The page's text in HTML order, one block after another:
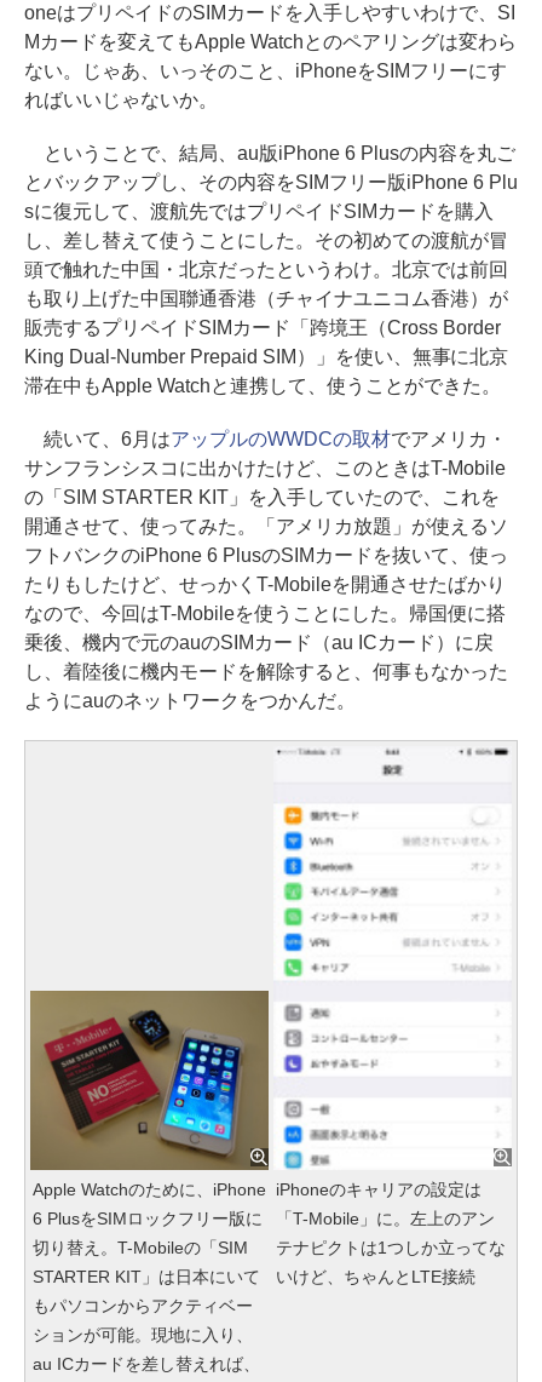
oneはプリペイドのSIMカードを入手しやすいわけで、SI
Mカードを変えてもApple Watchとのペアリングは変わら
ない。じゃあ、いっそのこと、iPhoneをSIMフリーにす
ればいいじゃないか。
ということで、結局、au版iPhone 6 Plusの内容を丸ご
とバックアップし、その内容をSIMフリー版iPhone 6 Plu
sに復元して、渡航先ではプリペイドSIMカードを購入
し、差し替えて使うことにした。その初めての渡航が冒
頭で触れた中国・北京だったというわけ。北京では前回
も取り上げた中国聯通香港（チャイナユニコム香港）が
販売するプリペイドSIMカード「跨境王（Cross Border
King Dual-Number Prepaid SIM）」を使い、無事に北京
滞在中もApple Watchと連携して、使うことができた。
続いて、6月はアップルのWWDCの取材でアメリカ・
サンフランシスコに出かけたけど、このときはT-Mobile
の「SIM STARTER KIT」を入手していたので、これを
開通させて、使ってみた。「アメリカ放題」が使えるソ
フトバンクのiPhone 6 PlusのSIMカードを抜いて、使っ
たりもしたけど、せっかくT-Mobileを開通させたばかり
なので、今回はT-Mobileを使うことにした。帰国便に搭
乗後、機内で元のauのSIMカード（au ICカード）に戻
し、着陸後に機内モードを解除すると、何事もなかった
ようにauのネットワークをつかんだ。
Apple Watchのために、iPhone
6 PlusをSIMロックフリー版に
切り替え。T-Mobileの「SIM
STARTER KIT」は日本にいて
もパソコンからアクティベー
ションが可能。現地に入り、
au ICカードを差し替えれば、
iPhoneのキャリアの設定は
「T-Mobile」に。左上のアン
テナピクトは1つしか立ってな
いけど、ちゃんとLTE接続